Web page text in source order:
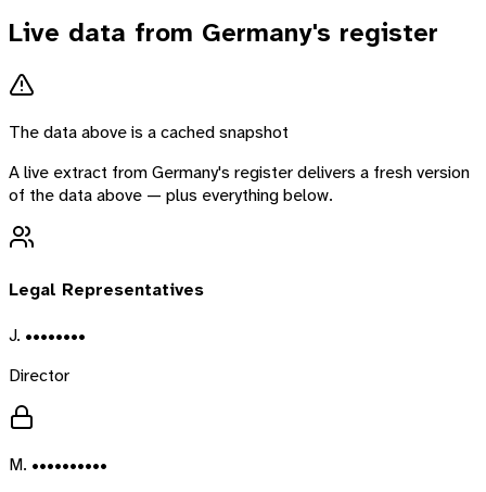
Live data from Germany's register
The data above is a cached snapshot
A live extract fromGermany's register delivers a fresh version
of the data above — plus everything below.
Legal Representatives
J. ••••••••
Director
M. ••••••••••